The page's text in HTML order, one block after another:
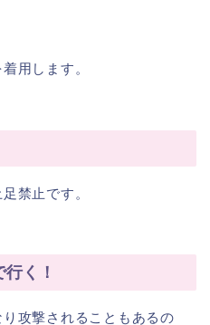
用します。
禁止です。
く！
攻撃されることもあるの